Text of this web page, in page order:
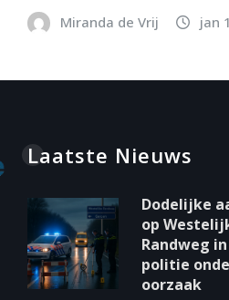
Miranda de Vrij jan
Laatste Nieuws
Dodelijke
op
Randweg
politie
oorzaak